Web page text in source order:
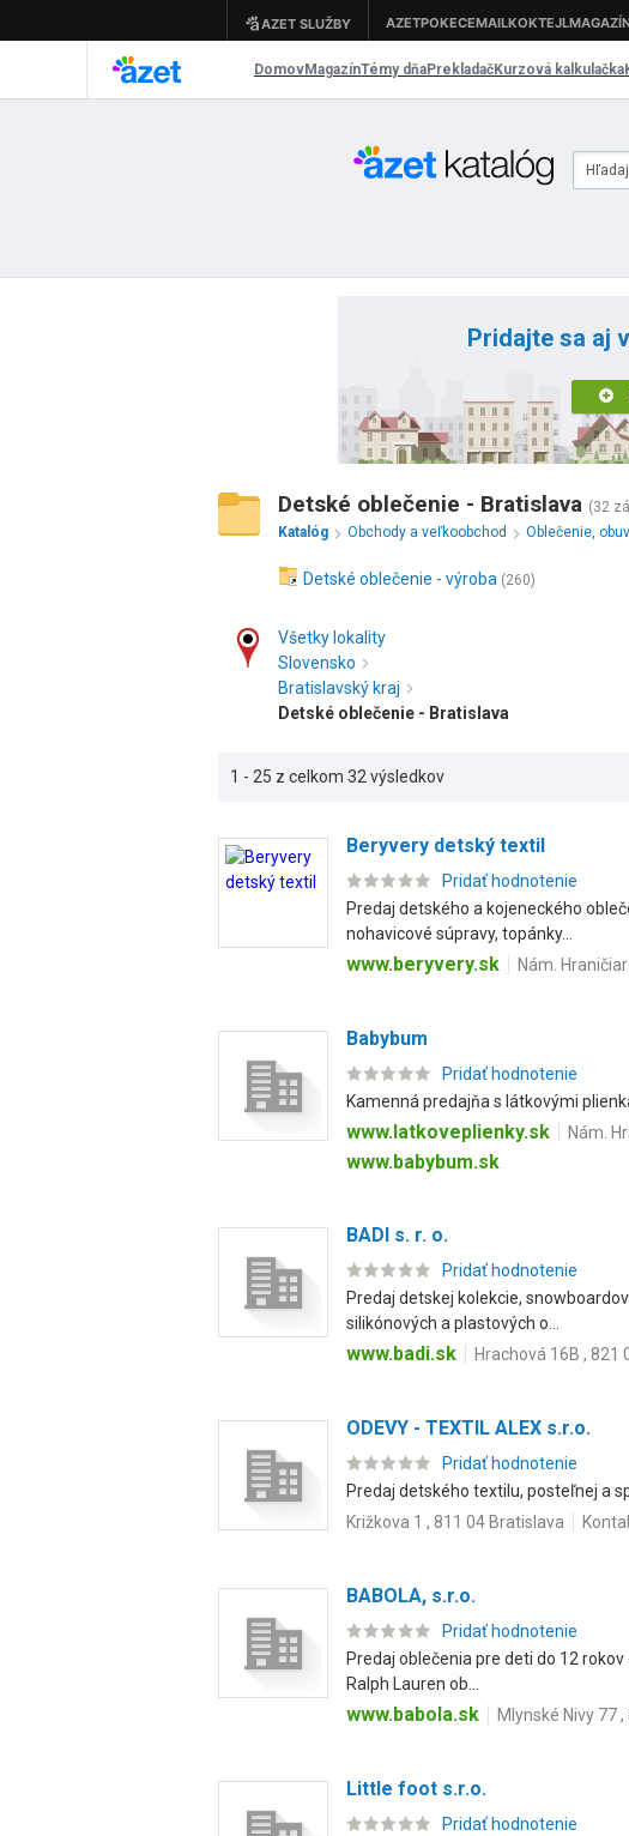
Pridajte sa aj
Detské oblečenie - Bratislava (32
Katalóg
Obchody a veľkoobchod Oblečenie,
Detské oblečenie - výroba (260)
Všetky lokality
Slovensko
Bratislavský kraj
Detské oblečenie - Bratislava
1 - 25 z celkom 32 výsledkov
Beryvery detský textil
Pridať hodnotenie
Predaj detského a kojeneckého
nohavicové súpravy, topánky...
www.beryvery.sk Nám.
Babybum
Pridať hodnotenie
Kamenná predajňa s látkovými
www.latkoveplienky.sk Nám.
www.babybum.sk
BADI s. r. o.
Pridať hodnotenie
Predaj detskej kolekcie,
silikónových a plastových o...
www.badi.sk Hrachová 16B , 821
ODEVY - TEXTIL ALEX s.r.o.
Pridať hodnotenie
Predaj detského textilu, posteľnej a
Križkova 1 , 811 04 Bratislava
BABOLA, s.r.o.
Pridať hodnotenie
Predaj oblečenia pre deti do 12
Ralph Lauren ob...
www.babola.sk Mlynské Nivy 77
Little foot s.r.o.
Pridať hodnotenie